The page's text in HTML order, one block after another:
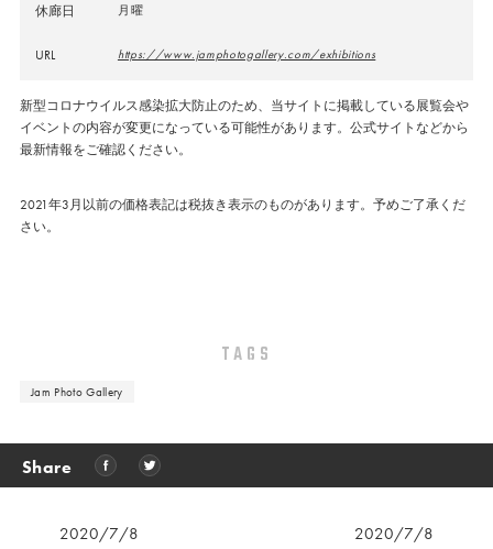
休廊日 月曜
URL https://www.jamphotogallery.com/exhibitions
新型コロナウイルス感染拡大防止のため、当サイトに掲載している展覧会や
イベントの内容が変更になっている可能性があります。公式サイトなどから
最新情報をご確認ください。
2021年3月以前の価格表記は税抜き表示のものがあります。予めご了承くだ
さい。
TAGS
Jam Photo Gallery
Share
2020/7/8
2020/7/8